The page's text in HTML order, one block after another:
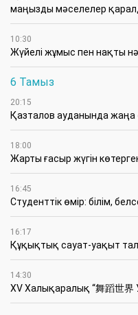
маңызды мәселелер
10:30
Жүйелі жұмыс пен нақты
6 Тамыз
20:15
Қазталов ауданында жаңа
18:00
Жарты ғасыр жүгін
16:45
Студенттік өмір: білім,
16:17
Құқықтық сауат-уақыт
14:30
XV Халықаралық “舞蹈世